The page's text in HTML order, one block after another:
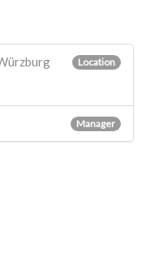
Location
Manager